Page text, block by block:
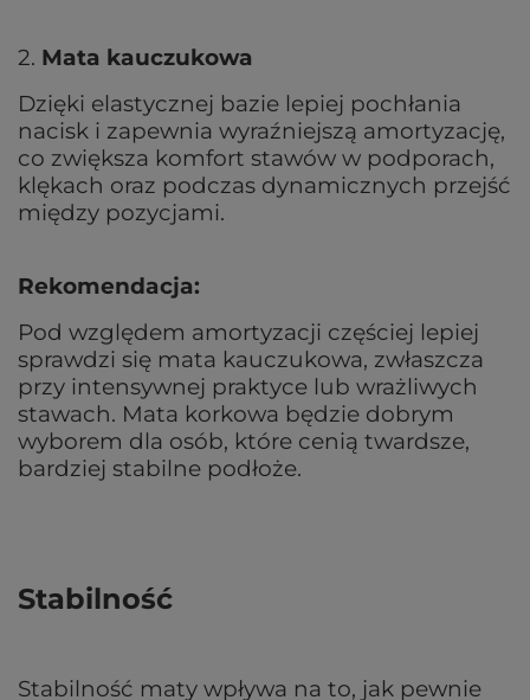
2. Mata kauczukowa
Dzięki elastycznej bazie lepiej pochłania
nacisk i zapewnia wyraźniejszą amortyzację,
co zwiększa komfort stawów w podporach,
klękach oraz podczas dynamicznych przejść
między pozycjami.
Rekomendacja:
Pod względem amortyzacji częściej lepiej
sprawdzi się mata kauczukowa, zwłaszcza
przy intensywnej praktyce lub wrażliwych
stawach. Mata korkowa będzie dobrym
wyborem dla osób, które cenią twardsze,
bardziej stabilne podłoże.
Stabilność
Stabilność maty wpływa na to, jak pewnie